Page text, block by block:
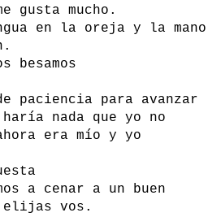
gusta mucho.
en la oreja y la mano
besamos
paciencia para avanzar
nada que yo no
era mío y yo
a cenar a un buen
elijas vos.